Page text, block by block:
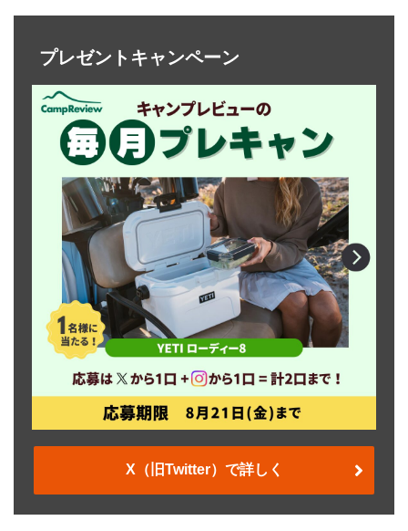
プレゼントキャンペーン
X（旧Twitter）で詳しく